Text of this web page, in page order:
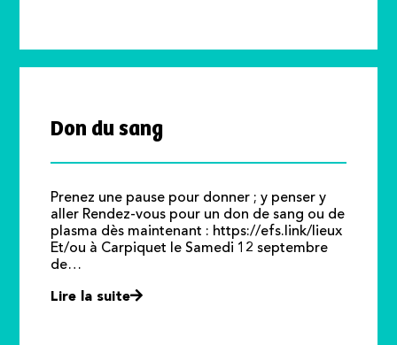
Don du sang
Prenez une pause pour donner ; y penser y
aller Rendez-vous pour un don de sang ou de
plasma dès maintenant : https://efs.link/lieux
Et/ou à Carpiquet le Samedi 12 septembre
de…
Lire la suite